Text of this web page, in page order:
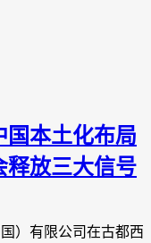
国本土化布局
释放三大信号
）有限公司在古都西